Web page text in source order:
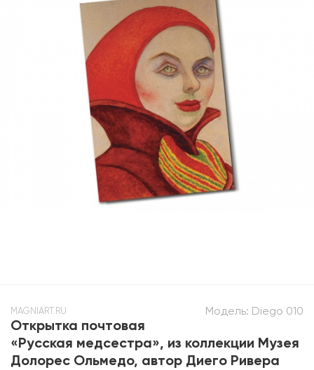
Модель: Diego 010
MAGNIART.RU
Открытка почтовая
«Русская медсестра», из коллекции Музея
Долорес Ольмедо, автор Диего Ривера